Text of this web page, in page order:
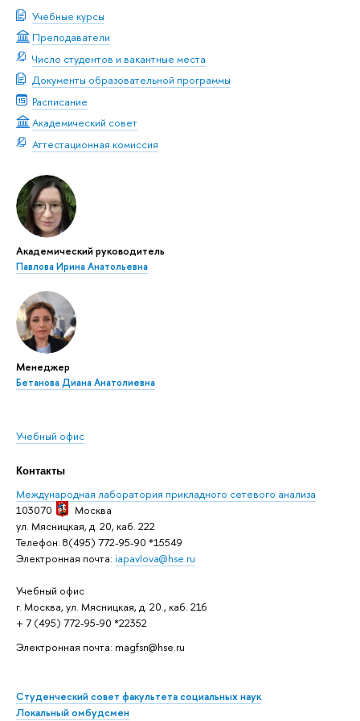
Учебные курсы
Преподаватели
Число студентов и вакантные места
Документы образовательной программы
Расписание
Академический совет
Аттестационная комиссия
Академический руководитель
Павлова Ирина Анатольевна
Менеджер
Бетанова Диана Анатолиевна
Учебный офис
Контакты
Международная лаборатория прикладного сетевого анализа
103070
Москва
ул. Мясницкая, д. 20, каб. 222
Телефон: 8(495) 772-95-90 *15549
Электронная почта: iapavlova@hse.ru
Учебный офис
г. Москва, ул. Мясницкая, д. 20., каб. 216
+ 7 (495) 772-95-90 *22352
Электронная почта: magfsn@hse.ru
Студенческий совет факультета социальных наук
Локальный омбудсмен